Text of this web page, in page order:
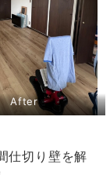
After
仕切り壁を解